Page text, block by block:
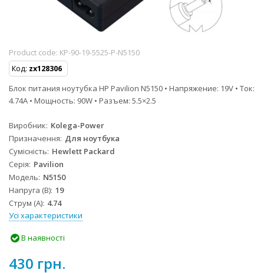
Product code: KP-90-19-5525-P-N5150
Код: zx128306
Блок питания ноутубка HP Pavilion N5150 • Напряжение: 19V • Ток:
4.74A • Мощность: 90W • Разъем: 5.5×2.5
Виробник Kolega-Power
Призначення Для ноутбука
Сумісність Hewlett Packard
Серія Pavilion
Модель N5150
Напруга (В) 19
Струм (А) 4.74
Усі характеристики
В наявності
430 грн.